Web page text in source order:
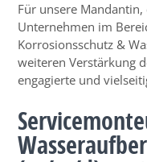
Für unsere
Unternehmen im
Korrosionsschutz &
weiteren Verstärkung
engagierte und